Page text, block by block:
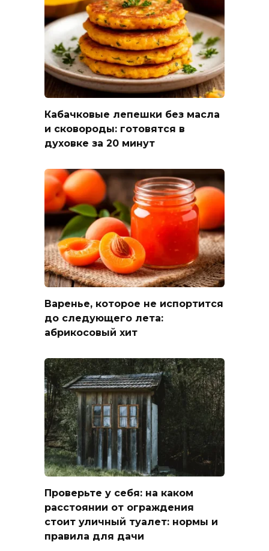
Кабачковые лепешки без масла
и сковороды: готовятся в
духовке за 20 минут
Варенье, которое не испортится
до следующего лета:
абрикосовый хит
Проверьте у себя: на каком
расстоянии от ограждения
стоит уличный туалет: нормы и
правила для дачи